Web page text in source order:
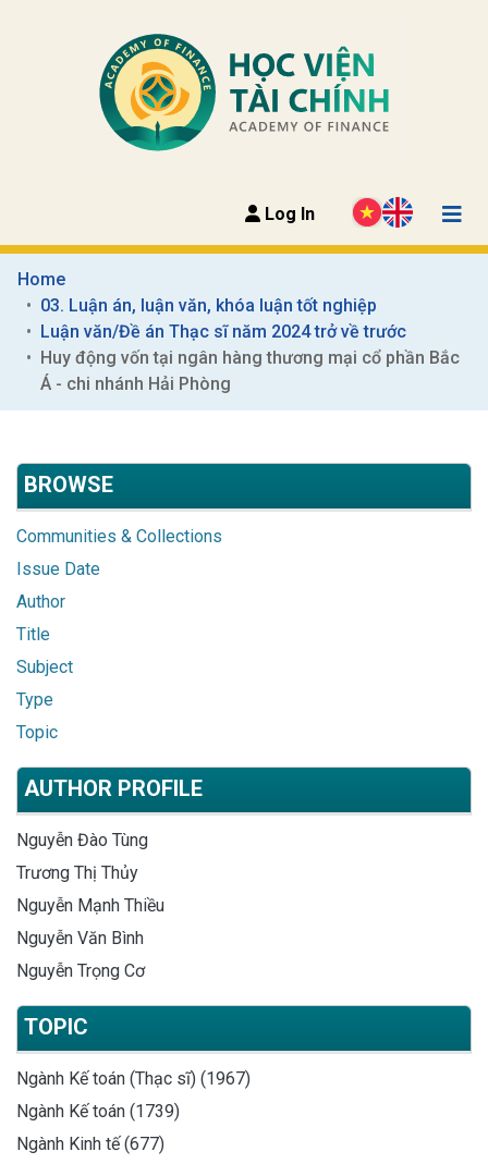
Log In
Home
03. Luận án, luận văn, khóa luận tốt nghiệp
Luận văn/Đề án Thạc sĩ năm 2024 trở về trước
Huy động vốn tại ngân hàng thương mại cổ phần Bắc
Á - chi nhánh Hải Phòng
BROWSE
Communities & Collections
Issue Date
Author
Title
Subject
Type
Topic
AUTHOR PROFILE
Nguyễn Đào Tùng
Trương Thị Thủy
Nguyễn Mạnh Thiều
Nguyễn Văn Bình
Nguyễn Trọng Cơ
TOPIC
Ngành Kế toán (Thạc sĩ) (1967)
Ngành Kế toán (1739)
Ngành Kinh tế (677)